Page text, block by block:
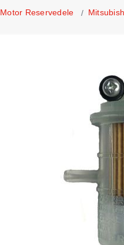
Motor Reservedele